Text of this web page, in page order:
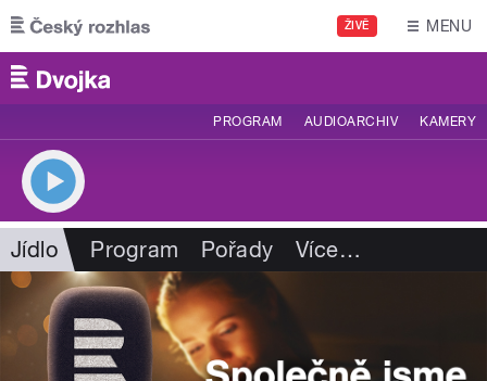
Přejít k hlavnímu obsahu
ŽIVĚ MENU
PROGRAM AUDIOARCHIV KAMERY
Jídlo Program Pořady Více…